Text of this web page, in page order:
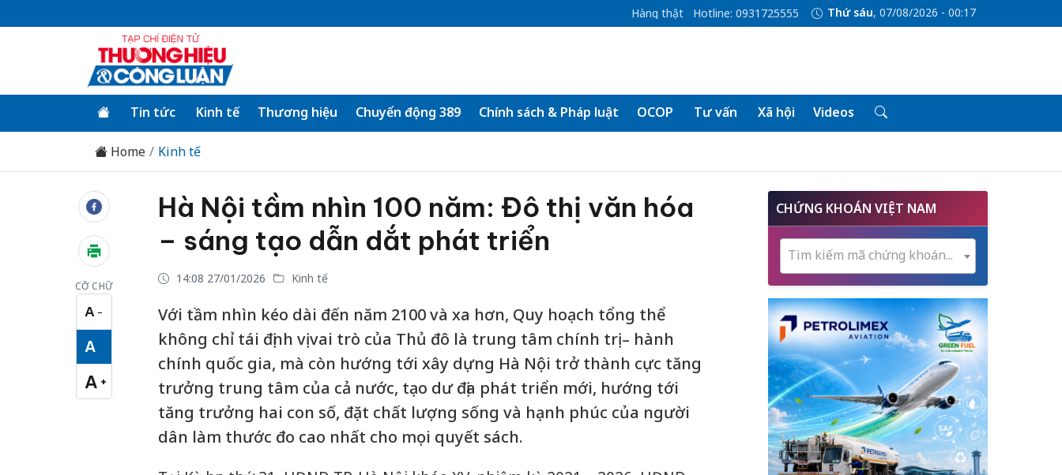
Hàng thật Hotline: 0931725555 Thứ sáu, 07/08/2026 - 00:17
Tin tức Kinh tế Thương hiệu Chuyển động 389 Chính sách & Pháp luật OCOP Tư vấn Xã hội Videos
Home Kinh tế
CỠ CHỮ
A −
Cỡ chữ nhỏ
A
Cỡ chữ vừa
A +
Cỡ chữ lớn
Hà Nội tầm nhìn 100 năm: Đô thị văn hóa
– sáng tạo dẫn dắt phát triển
14:08 27/01/2026 Kinh tế
Với tầm nhìn kéo dài đến năm 2100 và xa hơn, Quy hoạch tổng thể
không chỉ tái định vị vai trò của Thủ đô là trung tâm chính trị – hành
chính quốc gia, mà còn hướng tới xây dựng Hà Nội trở thành cực tăng
trưởng trung tâm của cả nước, tạo dư địa phát triển mới, hướng tới
tăng trưởng hai con số, đặt chất lượng sống và hạnh phúc của người
dân làm thước đo cao nhất cho mọi quyết sách.
CHỨNG KHOÁN VIỆT NAM
Tìm kiếm mã chứng khoán...